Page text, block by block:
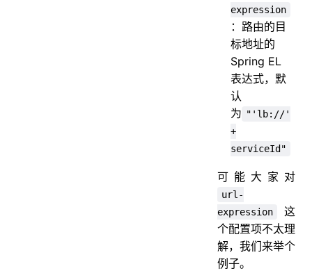
expression
：路由的目
标地址的
Spring EL
表达式，默
认
为 "'lb://'
+
serviceId"
可能大家对
url-
expression
这
个配置项不太理
解，我们来举个
例子。